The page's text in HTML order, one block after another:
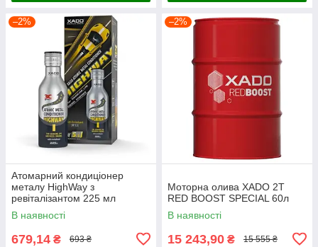
–2%
Атомарний кондиціонер
металу HighWay з
ревіталізантом 225 мл
В наявності
679,14 ₴ 693 ₴
–2%
Моторна олива XADO 2T
RED BOOST SPECIAL 60л
В наявності
15 243,90 ₴ 15 555 ₴